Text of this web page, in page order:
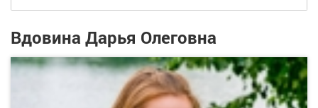
Вдовина Дарья Олеговна